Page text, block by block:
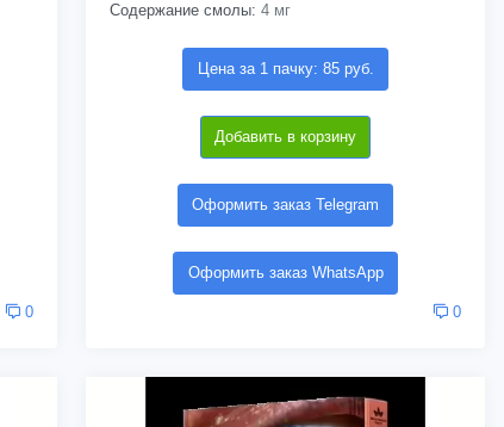
0
Содержание смолы: 4 мг
Цена за 1 пачку: 85 руб.
Добавить в корзину
Оформить заказ Telegram
Оформить заказ WhatsApp
0